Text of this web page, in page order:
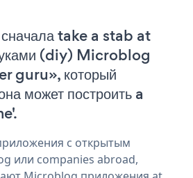
take a stab at
(diy) Microblog
guru», который
может построить a
с открытым
или companies abroad,